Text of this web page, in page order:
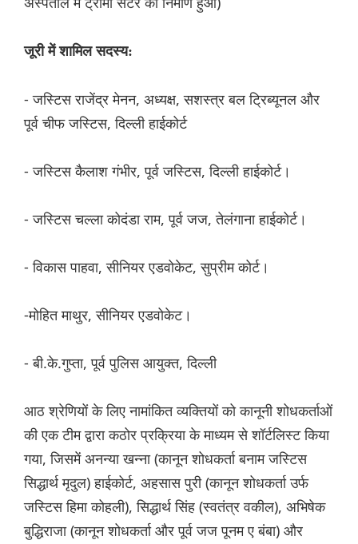
जूरी में शामिल सदस्य:
- जस्टिस राजेंद्र मेनन, अध्यक्ष, सशस्त्र बल ट्रिब्यूनल और
पूर्व चीफ जस्टिस, दिल्ली हाईकोर्ट
- जस्टिस कैलाश गंभीर, पूर्व जस्टिस, दिल्ली हाईकोर्ट।
- जस्टिस चल्ला कोदंडा राम, पूर्व जज, तेलंगाना हाईकोर्ट।
- विकास पाहवा, सीनियर एडवोकेट, सुप्रीम कोर्ट।
-मोहित माथुर, सीनियर एडवोकेट।
- बी.के.गुप्ता, पूर्व पुलिस आयुक्त, दिल्ली
आठ श्रेणियों के लिए नामांकित व्यक्तियों को कानूनी शोधकर्ताओं
की एक टीम द्वारा कठोर प्रक्रिया के माध्यम से शॉर्टलिस्ट किया
गया, जिसमें अनन्या खन्ना (कानून शोधकर्ता बनाम जस्टिस
सिद्धार्थ मृदुल) हाईकोर्ट, अहसास पुरी (कानून शोधकर्ता उर्फ
जस्टिस हिमा कोहली), सिद्धार्थ सिंह (स्वतंत्र वकील), अभिषेक
बुद्धिराजा (कानून शोधकर्ता और पूर्व जज पूनम ए बंबा) और